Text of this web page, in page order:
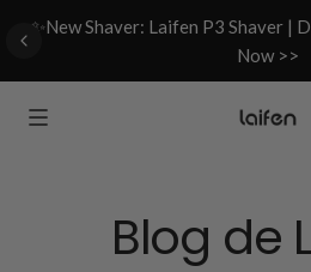
✨New Shaver: Laifen P3 Shaver |
Now >>
Blog de